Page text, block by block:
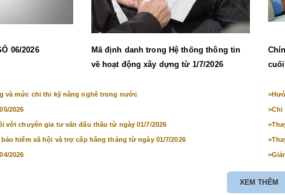
06/2026
Mã định danh trong Hệ thống thông tin
về hoạt động xây dựng từ 1/7/2026
và mức chi thi kỹ năng nghề trong nước >
2026 >Chi
với chuyên gia tư vấn đấu thầu từ ngày 01/7/2026 >
hiểm xã hội và trợ cấp hằng tháng từ ngày 01/7/2026 >
2026 >
XEM THÊM